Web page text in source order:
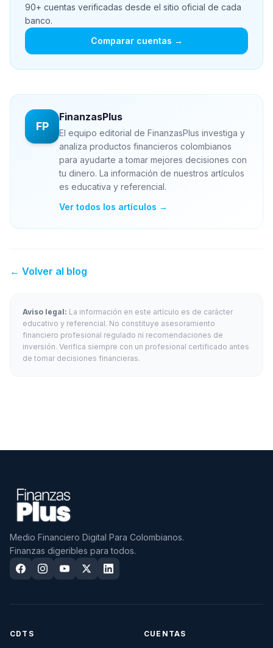
90+ cuentas verificadas desde el sitio oficial de cada
banco.
Comparar cuentas →
FP
FinanzasPlus
El equipo editorial de FinanzasPlus investiga y
analiza productos financieros colombianos
para ayudarte a tomar mejores decisiones con
tu dinero. La información de nuestros artículos
es educativa y referencial.
Ver todos los artículos →
← Volver al blog
Aviso legal: La información en este artículo es de carácter
educativo y referencial. No constituye asesoramiento
financiero profesional regulado ni recomendaciones de
inversión. Verifica siempre con un profesional certificado antes
de tomar decisiones financieras.
Medio Financiero Digital Para Colombianos.
Finanzas digeribles para todos.
CDTS CUENTAS